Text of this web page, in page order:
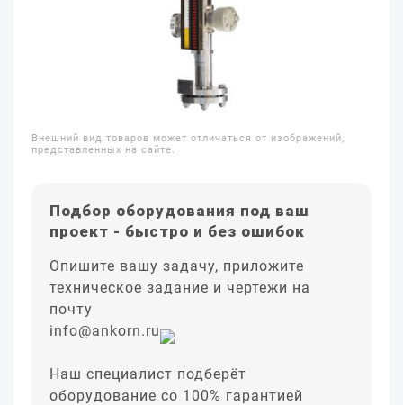
Внешний вид товаров может отличаться от изображений,
представленных на сайте.
Подбор оборудования под ваш
проект - быстро и без ошибок
Опишите вашу задачу, приложите
техническое задание и чертежи на
почту
info@ankorn.ru
Наш специалист подберёт
оборудование со 100% гарантией